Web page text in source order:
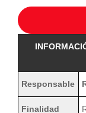
Responsable
Finalidad